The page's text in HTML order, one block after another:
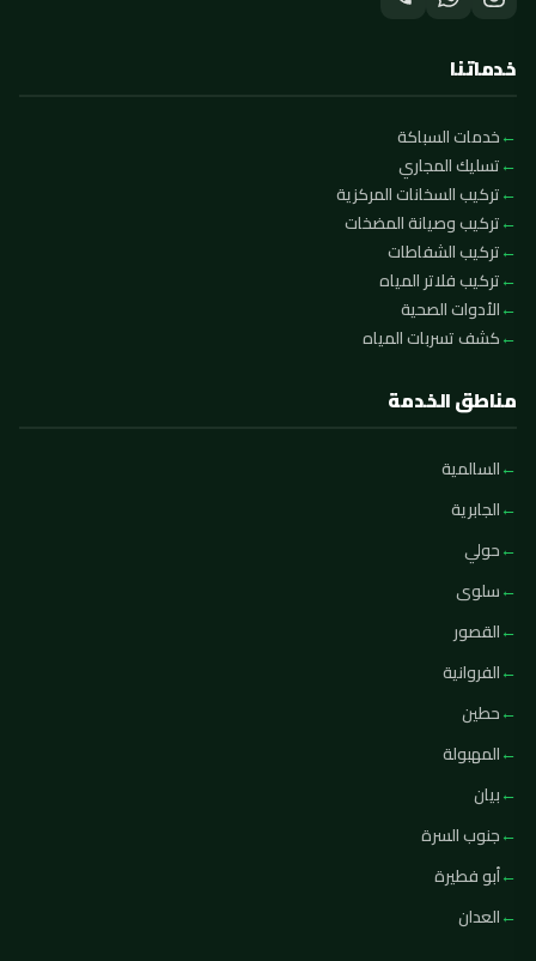
خدماتنا
خدمات السباكة
تسليك المجاري
تركيب السخانات المركزية
تركيب وصيانة المضخات
تركيب الشفاطات
تركيب فلاتر المياه
الأدوات الصحية
كشف تسربات المياه
مناطق الخدمة
السالمية
الجابرية
حولي
سلوى
القصور
الفروانية
حطين
المهبولة
بيان
جنوب السرة
أبو فطيرة
العدان